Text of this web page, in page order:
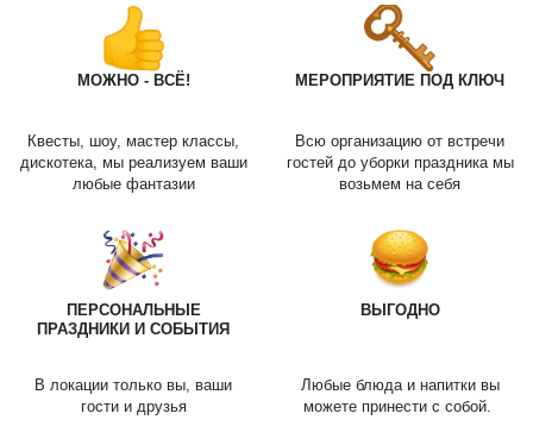
МОЖНО - ВСЁ!
Квесты, шоу, мастер классы,
дискотека, мы реализуем ваши
любые фантазии
МЕРОПРИЯТИЕ ПОД КЛЮЧ
Всю организацию от встречи
гостей до уборки праздника мы
возьмем на себя
ПЕРСОНАЛЬНЫЕ
ПРАЗДНИКИ И СОБЫТИЯ
В локации только вы, ваши
гости и друзья
ВЫГОДНО
Любые блюда и напитки вы
можете принести с собой.